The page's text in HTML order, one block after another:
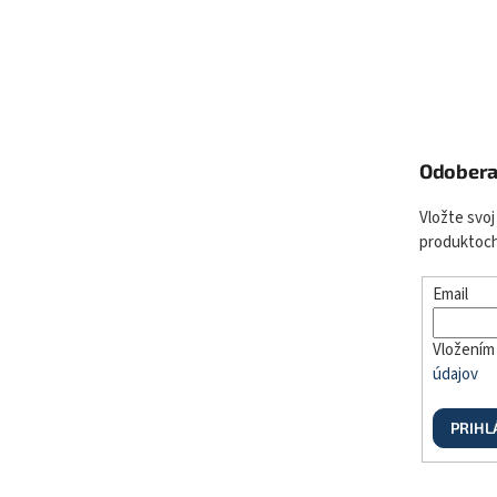
Vložte
Email
údajov